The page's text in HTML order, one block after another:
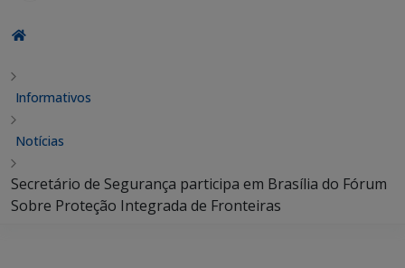
Informativos
Notícias
Secretário de Segurança participa em Brasília do Fórum
Sobre Proteção Integrada de Fronteiras